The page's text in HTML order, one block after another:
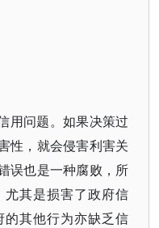
用问题。如果决策过
性，就会侵害利害关
误也是一种腐败，所
其是损害了政府信
其他行为亦缺乏信